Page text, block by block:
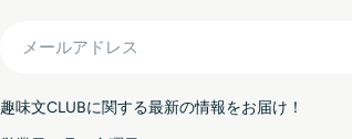
ア
趣味文CLUBに関する最新の情報をお届け！